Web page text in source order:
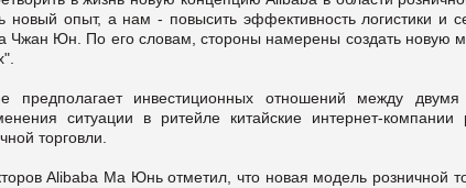
новый опыт, а нам - повысить эффективность логистики и
Чжан Юн. По его словам, стороны намерены создать новую
инвестиционных отношений между двумя
ситуации в ритейле китайские интернет-
торговли.
Alibaba Ма Юнь отметил, что новая модель розничной